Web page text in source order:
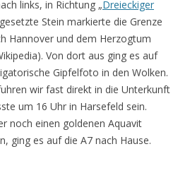
links, in Richtung „Dreieckiger
Stein markierte die Grenze
Hannover und dem Herzogtum
Von dort aus ging es auf
Gipfelfoto in den Wolken.
wir fast direkt in die Unterkunft
um 16 Uhr in Harsefeld sein.
noch einen goldenen Aquavit
ging es auf die A7 nach Hause.